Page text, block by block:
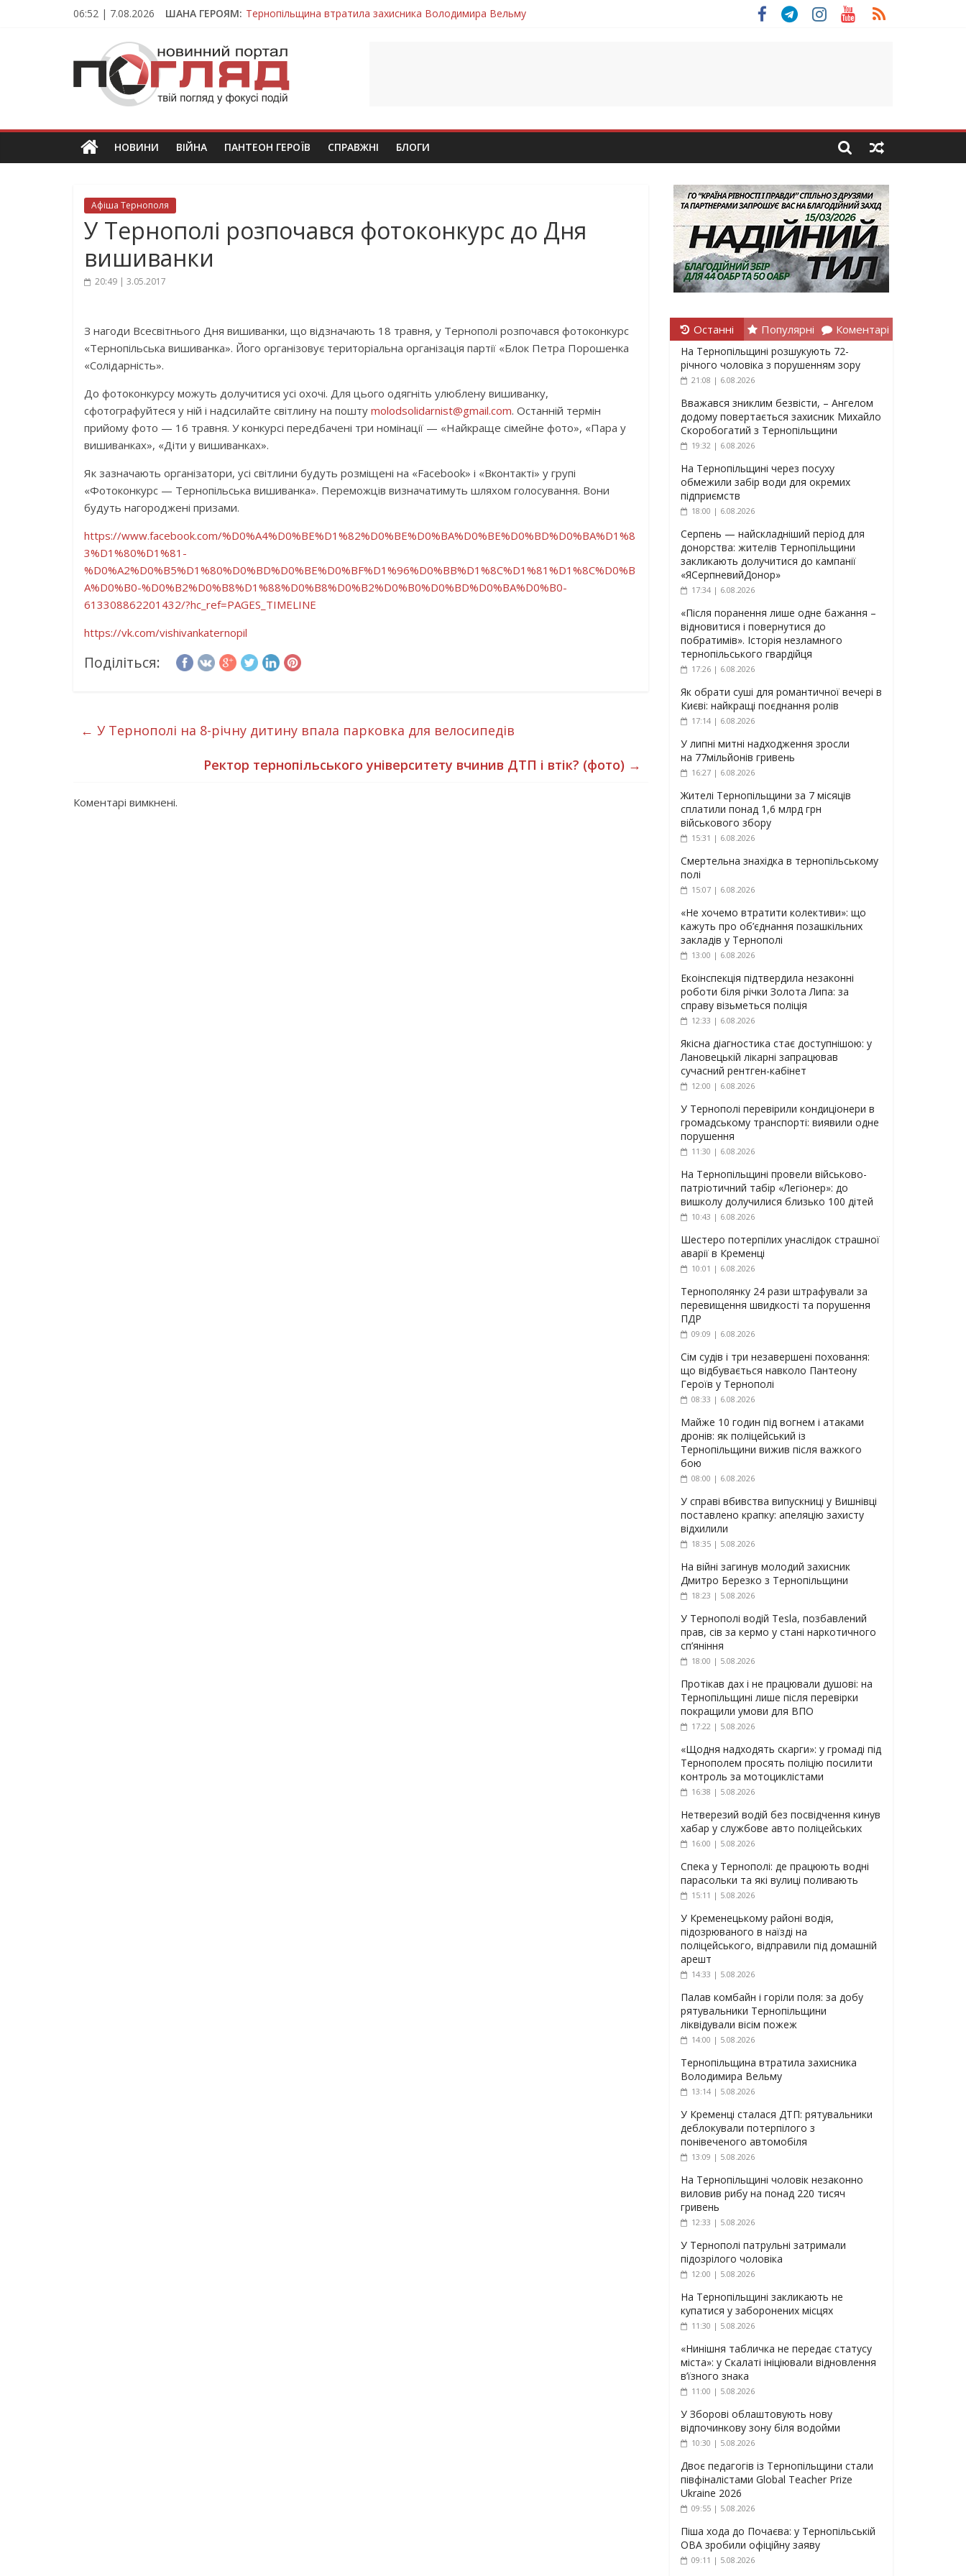
06:52 | 7.08.2026 ШАНА ГЕРОЯМ: Тернопільщина втратила захисника Володимира Вельму
Тернопільщина в скорботі: на щиті повертається воїн Володимир Паламарчук
Вважався зниклим безвісти, – Ангелом додому повертається захисник Михайло Скоробогатий з Тернопільщини
На війні загинув молодий захисник Дмитро Березко з Тернопільщини
ПОГЛЯД
Новини
Тернополя.
новини
та
НОВИНИ ВІЙНА ПАНТЕОН ГЕРОЇВ СПРАВЖНІ БЛОГИ
Афіша Тернополя
У Тернополі розпочався фотоконкурс до Дня
вишиванки
20:49 | 3.05.2017
З нагоди Всесвітнього Дня вишиванки, що відзначають 18 травня, у Тернополі розпочався фотоконкурс
«Тернопільська вишиванка». Його організовує територіальна організація партії «Блок Петра Порошенка
«Солідарність».
До фотоконкурсу можуть долучитися усі охочі. Для цього одягніть улюблену вишиванку,
сфотографуйтеся у ній і надсилайте світлину на пошту molodsolidarnist@gmail.com. Останній термін
прийому фото — 16 травня. У конкурсі передбачені три номінації — «Найкраще сімейне фото», «Пара у
вишиванках», «Діти у вишиванках».
Як зазначають організатори, усі світлини будуть розміщені на «Facebook» і «Вконтакті» у групі
«Фотоконкурс — Тернопільська вишиванка». Переможців визначатимуть шляхом голосування. Вони
будуть нагороджені призами.
https://www.facebook.com/%D0%A4%D0%BE%D1%82%D0%BE%D0%BA%D0%BE%D0%BD%D0%BA%D1%8
3%D1%80%D1%81-
%D0%A2%D0%B5%D1%80%D0%BD%D0%BE%D0%BF%D1%96%D0%BB%D1%8C%D1%81%D1%8C%D0%B
A%D0%B0-%D0%B2%D0%B8%D1%88%D0%B8%D0%B2%D0%B0%D0%BD%D0%BA%D0%B0-
613308862201432/?hc_ref=PAGES_TIMELINE
https://vk.com/vishivankaternopil
Поділіться:
← У Тернополі на 8-річну дитину впала парковка для велосипедів
Ректор тернопільського університету вчинив ДТП і втік? (фото) →
Коментарі вимкнені.
Останні Популярні Коментарі
На Тернопільщині розшукують 72-
річного чоловіка з порушенням зору
21:08 | 6.08.2026
Вважався зниклим безвісти, – Ангелом
додому повертається захисник Михайло
Скоробогатий з Тернопільщини
19:32 | 6.08.2026
На Тернопільщині через посуху
обмежили забір води для окремих
підприємств
18:00 | 6.08.2026
Серпень — найскладніший період для
донорства: жителів Тернопільщини
закликають долучитися до кампанії
«ЯСерпневийДонор»
17:34 | 6.08.2026
«Після поранення лише одне бажання –
відновитися і повернутися до
побратимів». Історія незламного
тернопільського гвардійця
17:26 | 6.08.2026
Як обрати суші для романтичної вечері в
Києві: найкращі поєднання ролів
17:14 | 6.08.2026
У липні митні надходження зросли
на 77мільйонів гривень
16:27 | 6.08.2026
Жителі Тернопільщини за 7 місяців
сплатили понад 1,6 млрд грн
військового збору
15:31 | 6.08.2026
Смертельна знахідка в тернопільському
полі
15:07 | 6.08.2026
«Не хочемо втратити колективи»: що
кажуть про об’єднання позашкільних
закладів у Тернополі
13:00 | 6.08.2026
Екоінспекція підтвердила незаконні
роботи біля річки Золота Липа: за
справу візьметься поліція
12:33 | 6.08.2026
Якісна діагностика стає доступнішою: у
Лановецькій лікарні запрацював
сучасний рентген-кабінет
12:00 | 6.08.2026
У Тернополі перевірили кондиціонери в
громадському транспорті: виявили одне
порушення
11:30 | 6.08.2026
На Тернопільщині провели військово-
патріотичний табір «Легіонер»: до
вишколу долучилися близько 100 дітей
10:43 | 6.08.2026
Шестеро потерпілих унаслідок страшної
аварії в Кременці
10:01 | 6.08.2026
Тернополянку 24 рази штрафували за
перевищення швидкості та порушення
ПДР
09:09 | 6.08.2026
Сім судів і три незавершені поховання:
що відбувається навколо Пантеону
Героїв у Тернополі
08:33 | 6.08.2026
Майже 10 годин під вогнем і атаками
дронів: як поліцейський із
Тернопільщини вижив після важкого
бою
08:00 | 6.08.2026
У справі вбивства випускниці у Вишнівці
поставлено крапку: апеляцію захисту
відхилили
18:35 | 5.08.2026
На війні загинув молодий захисник
Дмитро Березко з Тернопільщини
18:23 | 5.08.2026
У Тернополі водій Tesla, позбавлений
прав, сів за кермо у стані наркотичного
сп’яніння
18:00 | 5.08.2026
Протікав дах і не працювали душові: на
Тернопільщині лише після перевірки
покращили умови для ВПО
17:22 | 5.08.2026
«Щодня надходять скарги»: у громаді під
Тернополем просять поліцію посилити
контроль за мотоциклістами
16:38 | 5.08.2026
Нетверезий водій без посвідчення кинув
хабар у службове авто поліцейських
16:00 | 5.08.2026
Спека у Тернополі: де працюють водні
парасольки та які вулиці поливають
15:11 | 5.08.2026
У Кременецькому районі водія,
підозрюваного в наїзді на
поліцейського, відправили під домашній
арешт
14:33 | 5.08.2026
Палав комбайн і горіли поля: за добу
рятувальники Тернопільщини
ліквідували вісім пожеж
14:00 | 5.08.2026
Тернопільщина втратила захисника
Володимира Вельму
13:14 | 5.08.2026
У Кременці сталася ДТП: рятувальники
деблокували потерпілого з
понівеченого автомобіля
13:09 | 5.08.2026
На Тернопільщині чоловік незаконно
виловив рибу на понад 220 тисяч
гривень
12:33 | 5.08.2026
У Тернополі патрульні затримали
підозрілого чоловіка
12:00 | 5.08.2026
На Тернопільщині закликають не
купатися у заборонених місцях
11:30 | 5.08.2026
«Нинішня табличка не передає статусу
міста»: у Скалаті ініціювали відновлення
в’їзного знака
11:00 | 5.08.2026
У Зборові облаштовують нову
відпочинкову зону біля водойми
10:30 | 5.08.2026
Двоє педагогів із Тернопільщини стали
півфіналістами Global Teacher Prize
Ukraine 2026
09:55 | 5.08.2026
Піша хода до Почаєва: у Тернопільській
ОВА зробили офіційну заяву
09:11 | 5.08.2026